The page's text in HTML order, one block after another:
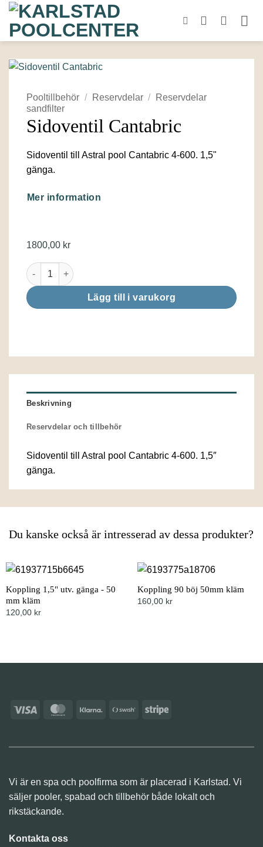
Skip
content
Pooltillbehör / Reservdelar /
Reservdelar
sandfilter
Sidoventil Cantabric
Sidoventil till Astral pool Cantabric 4-600. 1,5"
gänga.
Mer information
1800,00 kr
Sidoventil Cantabric mängd
Lägg till i varukorg
Beskrivning
Reservdelar och tillbehör
Sidoventil till Astral pool Cantabric 4-600. 1,5″
gänga.
Du kanske också är intresserad av dessa produkter?
Koppling 1,5" utv. gänga - 50
mm kläm
120,00 kr
Koppling 90 böj 50mm kläm
160,00 kr
Visa MasterCardKlarna Swish
Stripe
Vi är en spa och poolfirma som är placerad i Karlstad. Vi
säljer pooler, spabad och tillbehör både lokalt och
rikstäckande.
Kontakta oss